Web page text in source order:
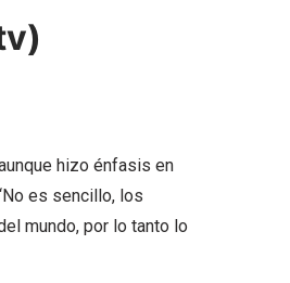
hizo énfasis en
es sencillo, los
mundo, por lo tanto lo